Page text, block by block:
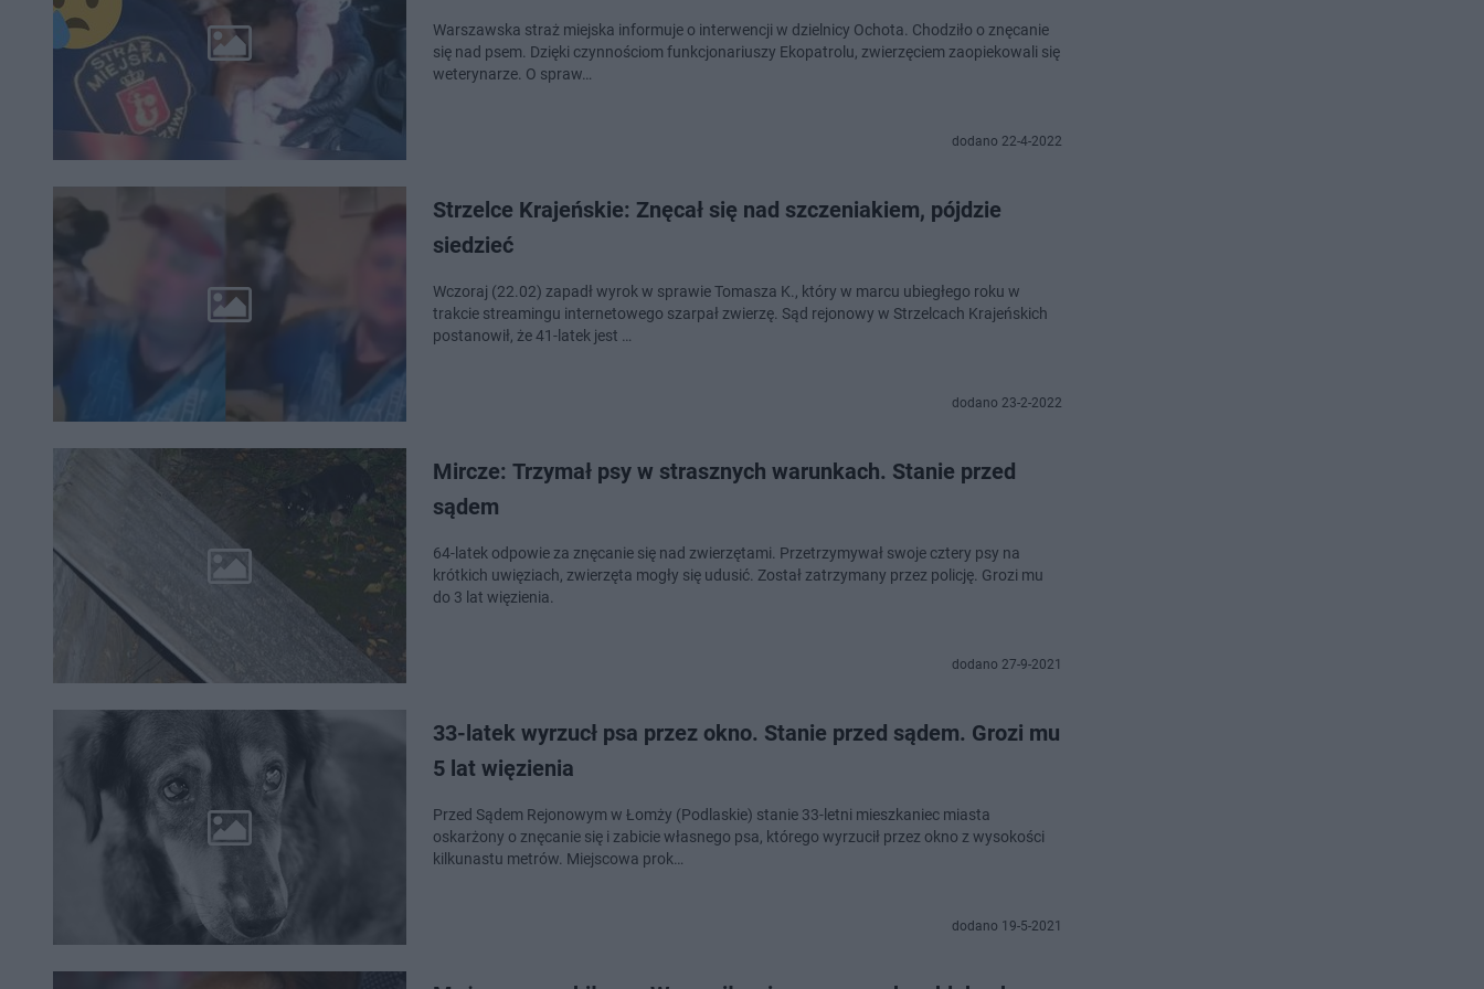
Warszawska straż miejska informuje o interwencji w dzielnicy Ochota. Chodziło o znęcanie
się nad psem. Dzięki czynnościom funkcjonariuszy Ekopatrolu, zwierzęciem zaopiekowali się
weterynarze. O spraw…
dodano 22-4-2022
Strzelce Krajeńskie: Znęcał się nad szczeniakiem, pójdzie
siedzieć
Wczoraj (22.02) zapadł wyrok w sprawie Tomasza K., który w marcu ubiegłego roku w
trakcie streamingu internetowego szarpał zwierzę. Sąd rejonowy w Strzelcach Krajeńskich
postanowił, że 41-latek jest …
dodano 23-2-2022
Mircze: Trzymał psy w strasznych warunkach. Stanie przed
sądem
64-latek odpowie za znęcanie się nad zwierzętami. Przetrzymywał swoje cztery psy na
krótkich uwięziach, zwierzęta mogły się udusić. Został zatrzymany przez policję. Grozi mu
do 3 lat więzienia.
dodano 27-9-2021
33-latek wyrzucł psa przez okno. Stanie przed sądem. Grozi mu
5 lat więzienia
Przed Sądem Rejonowym w Łomży (Podlaskie) stanie 33-letni mieszkaniec miasta
oskarżony o znęcanie się i zabicie własnego psa, którego wyrzucił przez okno z wysokości
kilkunastu metrów. Miejscowa prok…
dodano 19-5-2021